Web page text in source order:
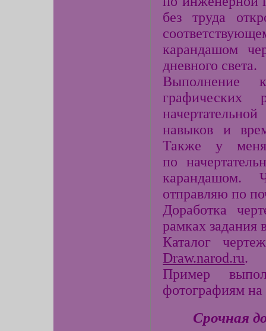
без труда
карандашом
дневного света.
Выполнение
навыков и
Также у меня
по
карандашом.
отправляю по
Доработка
рамках задания
Каталог
Draw.narod.ru.
Пример
фотографиям на
Срочная